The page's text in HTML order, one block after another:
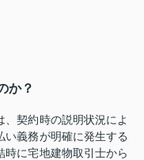
か？
契約時の説明状況によ
い義務が明確に発生する
に宅地建物取引士から